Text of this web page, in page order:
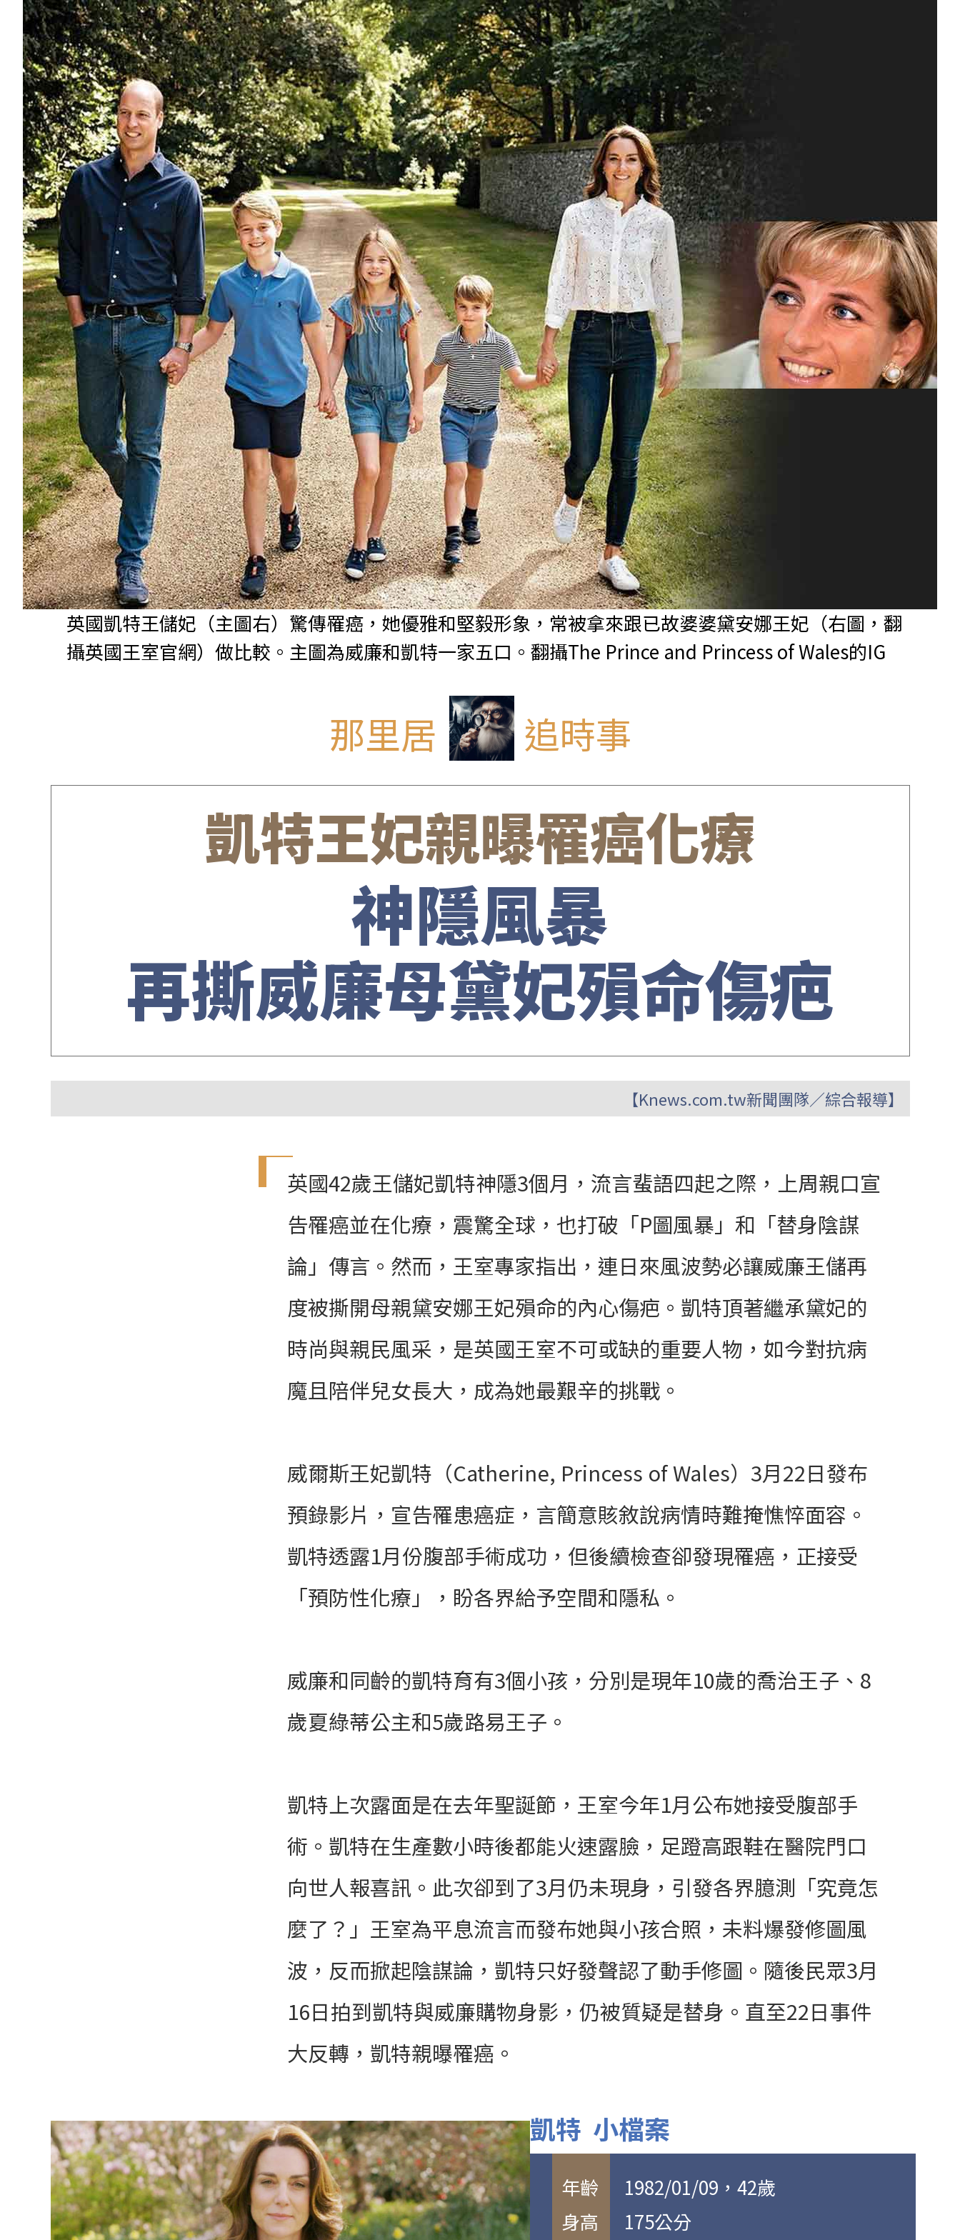
英國凱特王儲妃（主圖右）驚傳罹癌，她優雅和堅毅形象，常被拿來跟已故婆婆黛安娜王妃（右圖，翻
攝英國王室官網）做比較。主圖為威廉和凱特一家五口。翻攝The Prince and Princess of Wales的IG
那里居 追時事
凱特王妃親曝罹癌化療
神隱風暴
再撕威廉母黛妃殞命傷疤
【Knews.com.tw新聞團隊／綜合報導】
英國42歲王儲妃凱特神隱3個月，流言蜚語四起之際，上周親口宣
告罹癌並在化療，震驚全球，也打破「P圖風暴」和「替身陰謀
論」傳言。然而，王室專家指出，連日來風波勢必讓威廉王儲再
度被撕開母親黛安娜王妃殞命的內心傷疤。凱特頂著繼承黛妃的
時尚與親民風采，是英國王室不可或缺的重要人物，如今對抗病
魔且陪伴兒女長大，成為她最艱辛的挑戰。
威爾斯王妃凱特（Catherine, Princess of Wales）3月22日發布
預錄影片，宣告罹患癌症，言簡意賅敘說病情時難掩憔悴面容。
凱特透露1月份腹部手術成功，但後續檢查卻發現罹癌，正接受
「預防性化療」，盼各界給予空間和隱私。
威廉和同齡的凱特育有3個小孩，分別是現年10歲的喬治王子、8
歲夏綠蒂公主和5歲路易王子。
凱特上次露面是在去年聖誕節，王室今年1月公布她接受腹部手
術。凱特在生產數小時後都能火速露臉，足蹬高跟鞋在醫院門口
向世人報喜訊。此次卻到了3月仍未現身，引發各界臆測「究竟怎
麼了？」王室為平息流言而發布她與小孩合照，未料爆發修圖風
波，反而掀起陰謀論，凱特只好發聲認了動手修圖。隨後民眾3月
16日拍到凱特與威廉購物身影，仍被質疑是替身。直至22日事件
大反轉，凱特親曝罹癌。
凱特 小檔案
年齡 1982/01/09，42歲
身高 175公分